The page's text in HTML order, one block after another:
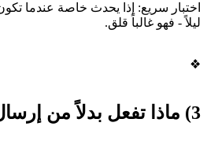
اختبار سريع: إذا يحدث خاصة عندما
ليلاً - فهو غالباً قلق.
❖
3) ماذا تفعل بدلاً من إرسال رسالة مُقلقة